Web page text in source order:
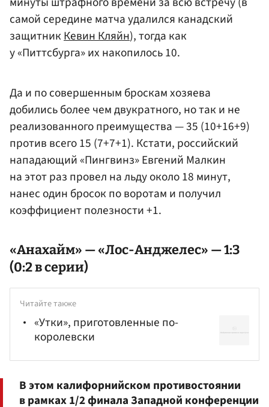
самой середине матча удалился канадский
защитникКевин Кляйн), тогда как
у «Питтсбурга» их накопилось 10.
Да и по совершенным броскам хозяева
добились более чем двукратного, но так и не
реализованного преимущества — 35 (10+16+9)
против всего 15 (7+7+1). Кстати, российский
нападающий «Пингвинз» Евгений Малкин
на этот раз провел на льду около 18 минут,
нанес один бросок по воротам и получил
коэффициент полезности +1.
«Анахайм» — «Лос-Анджелес» — 1:3
(0:2 в серии)
Читайте также
«Утки», приготовленные по-
королевски
В этом калифорнийском противостоянии
в рамках 1/2 финала Западной конференции